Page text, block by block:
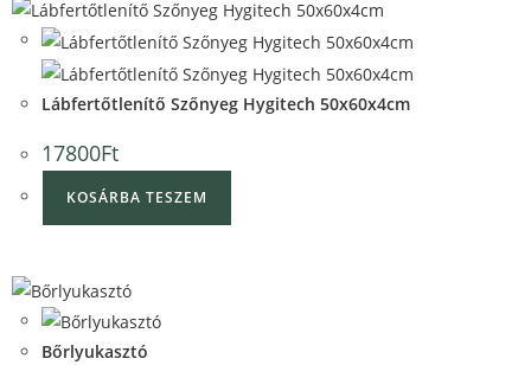
Lábfertőtlenítő Szőnyeg Hygitech 50x60x4cm
17800Ft
KOSÁRBA TESZEM
Bőrlyukasztó